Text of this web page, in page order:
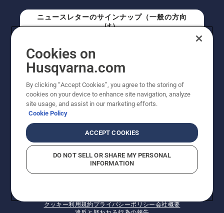
ニュースレターのサインナップ（一般の方向
け）
ニュースレターのサインアップ（プロの方向
け）
© Husqvarna AB (publ). All rights reserved. 表示価格
は、メーカー希望小売価格 (税込) です。掲載写真は一部
クッキー利用規約プライバシーポリシー会社概要
Cookies on
Husqvarna.com
By clicking “Accept Cookies”, you agree to the storing of
cookies on your device to enhance site navigation, analyze
site usage, and assist in our marketing efforts.
Cookie Policy
ACCEPT COOKIES
DO NOT SELL OR SHARE MY PERSONAL
INFORMATION